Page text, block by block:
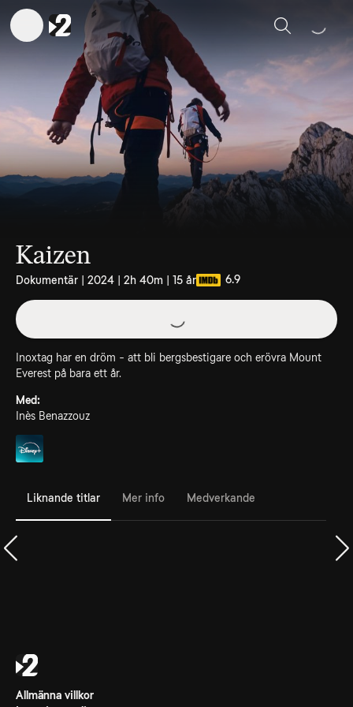
Sök
Kaizen
Dokumentär | 2024 | 2h 40m | 15 år 6.9
Inoxtag har en dröm - att bli bergsbestigare och erövra Mount
Everest på bara ett år.
Med:
Inès Benazzouz
Liknande titlar Mer info Medverkande
Allmänna villkor